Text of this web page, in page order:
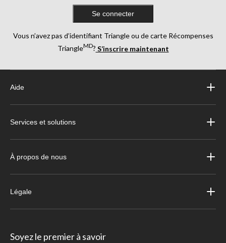
Se connecter
Vous n’avez pas d’identifiant Triangle ou de carte Récompenses
TriangleMD? S’inscrire maintenant
Aide
Services et solutions
À propos de nous
Légale
Soyez le premier à savoir